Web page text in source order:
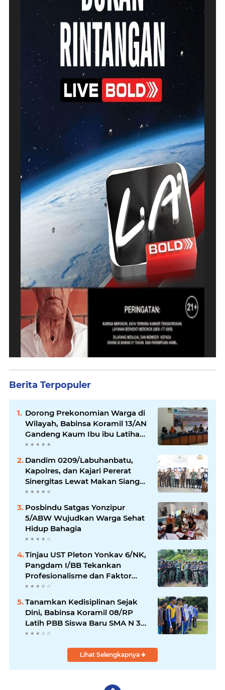
Berita Terpopuler
Dorong Prekonomian Warga di
Wilayah, Babinsa Koramil 13/AN
Gandeng Kaum Ibu ibu Latihan
Jahit Menjahit
Dandim 0209/Labuhanbatu,
Kapolres, dan Kajari Pererat
Sinergitas Lewat Makan Siang
Bersama
Posbindu Satgas Yonzipur
5/ABW Wujudkan Warga Sehat
Hidup Bahagia
Tinjau UST Pleton Yonkav 6/NK,
Pangdam I/BB Tekankan
Profesionalisme dan Faktor
Keamanan
Tanamkan Kedisiplinan Sejak
Dini, Babinsa Koramil 08/RP
Latih PBB Siswa Baru SMA N 3
Rantau Utara
Lihat Selengkapnya